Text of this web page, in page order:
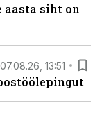
aasta siht on
07.08.26, 13:51